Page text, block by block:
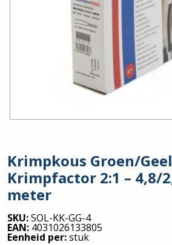
Krimpkous Groen/
Krimpfactor 2:1 – 4,8/
meter
SKU:SOL-KK-GG-4
EAN: 4031026133805
Eenheid per:stuk